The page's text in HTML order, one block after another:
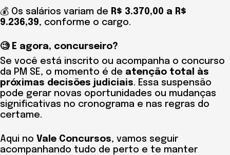
💰 Os salários variam de R$ 3.370,00 a R$
9.236,39, conforme o cargo.
🧐 E agora, concurseiro?
Se você está inscrito ou acompanha o concurso
da PM SE, o momento é de atenção total às
próximas decisões judiciais. Essa suspensão
pode gerar novas oportunidades ou mudanças
significativas no cronograma e nas regras do
certame.
Aqui no Vale Concursos, vamos seguir
acompanhando tudo de perto e te manter